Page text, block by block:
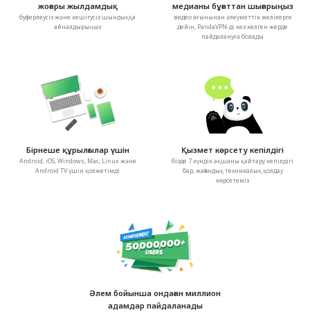
жоғары жылдамдық
буферлеусіз және кешігусіз шындыққа
айналдырыңыз
медианы бұғаттан шығарыңыз
видео ағынынан әлеуметтік желілерге
дейін, PandaVPN-ді кез келген жерде
пайдалануға болады
Бірнеше құрылғылар үшін
Android, iOS, Windows, Mac, Linux және
Android TV үшін қолжетімді
Қызмет көрсету кепілдігі
бізде 7 күндік ақшаны қайтару кепілдігі
бар, жаһандық техникалық қолдау
көрсетеміз
Әлем бойынша ондаған миллион
адамдар пайдаланады